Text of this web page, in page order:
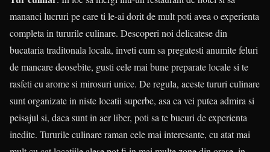
mananci lucruri pe care ti le-ai dorit de mult poti avea o experienta
completa in tururile culinare. Descoperi noi delicatese din
bucataria traditonala locala, inveti cum sa pregatesti anumite feluri
de mancare deosebite, gusti cele mai bune preparate locale si te
rasfeti cu arome si mirosuri unice. De regula, aceste tururi culinare
sunt organizate in niste locatii superbe, asa ca vei putea admira si
peisajul si, daca sunt in aer liber, poti sa te bucuri de experienta
inedite. Tururile culinare raman cele mai interesante, cu atat mai